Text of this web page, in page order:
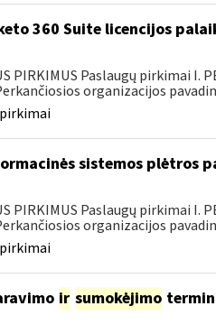
360 Suite licencijos
PIRKIMUS Paslaugų pirkimai I.
organizacijos
sistemos plėtros
PIRKIMUS Paslaugų pirkimai I.
organizacijos
ir sumokėjimo